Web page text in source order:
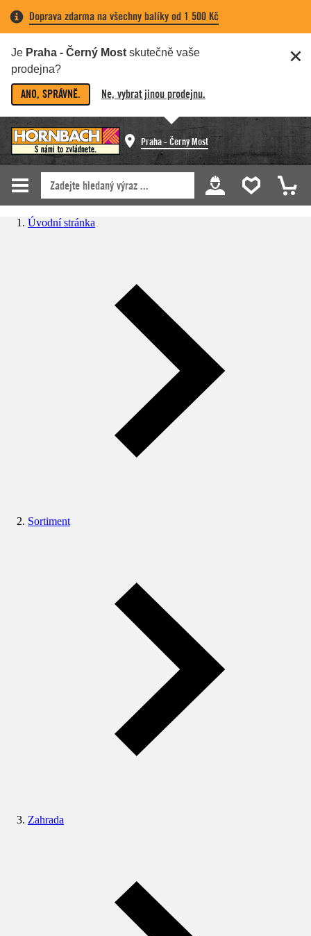
Doprava zdarma na všechny balíky od 1 500 Kč
Je Praha - Černý Most skutečně vaše
prodejna?
ANO, SPRÁVNĚ. Ne, vybrat jinou prodejnu.
Praha - Černý Most
Úvodní stránka
Sortiment
Zahrada